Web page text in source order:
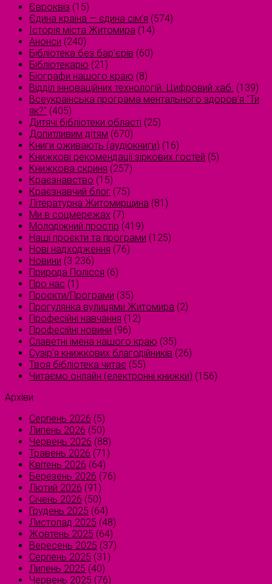
Євроквіз (15)
Єдина країна — єдина сім’я (574)
Історія міста Житомира (14)
Анонси (240)
Бібліотека без бар'єрів (60)
Бібліотекарю (21)
Біографи нашого краю (8)
Відділ інноваційних технологій. Цифровий хаб. (139)
Всеукраїнська програма ментального здоров'я "Ти
як?" (405)
Дитячі бібліотеки області (25)
Допитливим дітям (670)
Книги оживають (аудіокниги) (16)
Книжкові рекомендації зіркових гостей (5)
Книжкова скриня (257)
Краєзнавство (15)
Краєзнавчий блог (75)
Літературна Житомирщина (81)
Ми в соцмережах (7)
Молодіжний простір (419)
Наші проєкти та програми (125)
Нові надходження (76)
Новини (3 236)
Природа Полісся (6)
Про нас (1)
Проєкти/Програми (35)
Прогулянка вулицями Житомира (2)
Професійні навчання (12)
Професійні новини (96)
Славетні імена нашого краю (35)
Сузірʼя книжкових благодійників (26)
Твоя бібліотека читає (55)
Читаємо онлайн (електронні книжки) (156)
Архіви
Серпень 2026 (5)
Липень 2026 (50)
Червень 2026 (88)
Травень 2026 (71)
Квітень 2026 (64)
Березень 2026 (76)
Лютий 2026 (91)
Січень 2026 (50)
Грудень 2025 (64)
Листопад 2025 (48)
Жовтень 2025 (64)
Вересень 2025 (37)
Серпень 2025 (31)
Липень 2025 (40)
Червень 2025 (76)